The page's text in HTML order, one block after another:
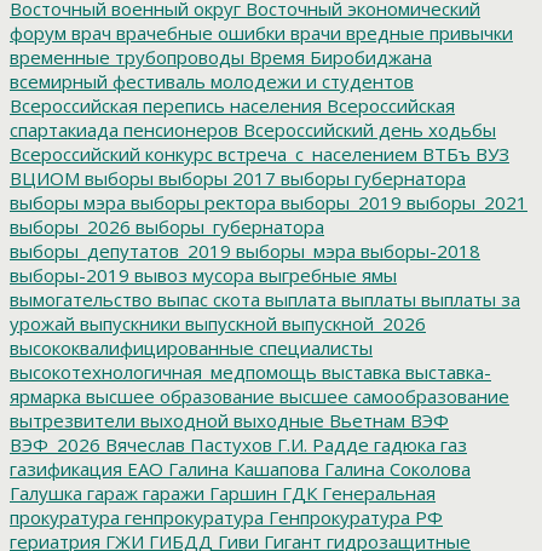
Восточный военный округ Восточный экономический
форум врач врачебные ошибки врачи вредные привычки
временные трубопроводы Время Биробиджана
всемирный фестиваль молодежи и студентов
Всероссийская перепись населения Всероссийская
спартакиада пенсионеров Всероссийский день ходьбы
Всероссийский конкурс встреча_с_населением ВТБъ ВУЗ
ВЦИОМ выборы выборы 2017 выборы губернатора
выборы мэра выборы ректора выборы_2019 выборы_2021
выборы_2026 выборы_губернатора
выборы_депутатов_2019 выборы_мэра выборы-2018
выборы-2019 вывоз мусора выгребные ямы
вымогательство выпас скота выплата выплаты выплаты за
урожай выпускники выпускной выпускной_2026
высококвалифицированные специалисты
высокотехнологичная_медпомощь выставка выставка-
ярмарка высшее образование высшее самообразование
вытрезвители выходной выходные Вьетнам ВЭФ
ВЭФ_2026 Вячеслав Пастухов Г.И. Радде гадюка газ
газификация ЕАО Галина Кашапова Галина Соколова
Галушка гараж гаражи Гаршин ГДК Генеральная
прокуратура генпрокуратура Генпрокуратура РФ
гериатрия ГЖИ ГИБДД Гиви Гигант гидрозащитные